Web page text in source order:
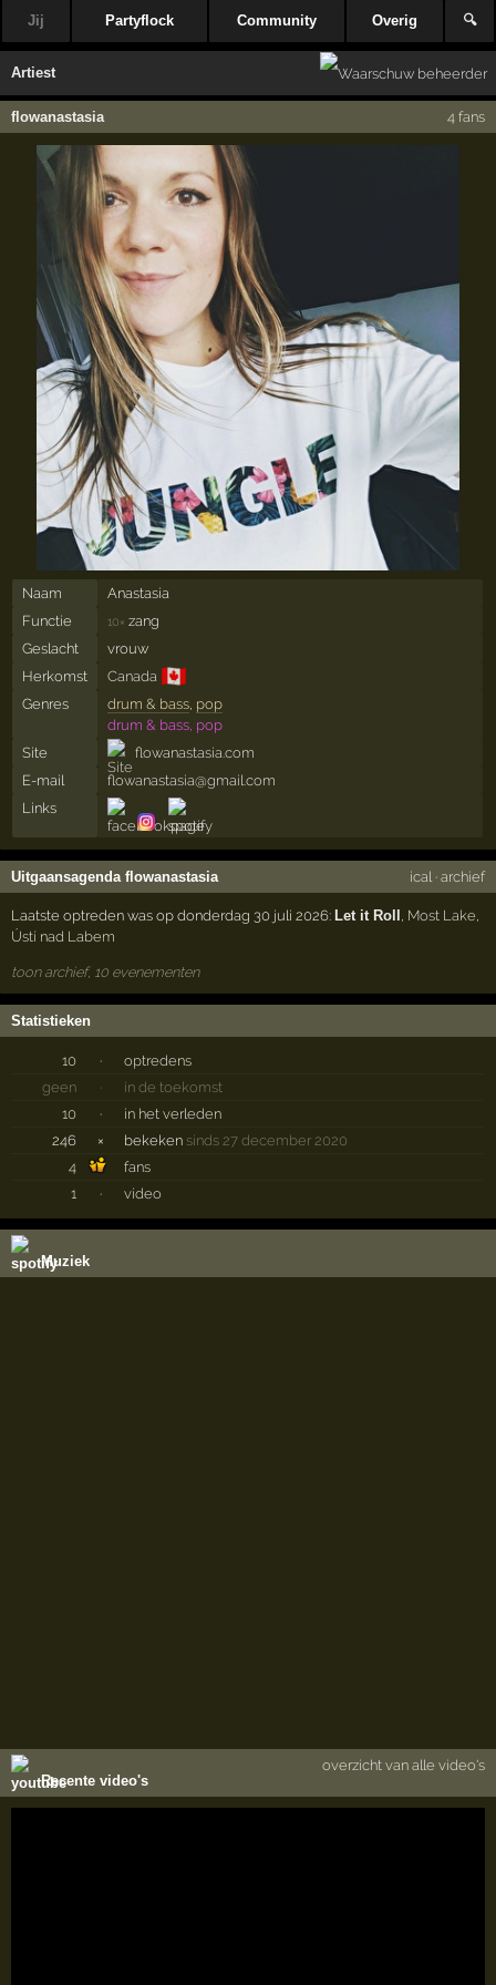
Jij Partyflock Community Overig 🔍
Artiest
flowanastasia 4 fans
Naam
Anastasia
Functie
10× zang
Geslacht
vrouw
Herkomst
Canada 🇨🇦
Genres drum & bass, pop
drum & bass, pop
Site
flowanastasia.com
E-mail
flowanastasia@gmail.com
Links
Uitgaansagenda flowanastasia ical· archief
Laatste optreden was op donderdag 30 juli 2026:Let it Roll Most Lake
Ústí nad Labem
toon archief, 10 evenementen
Statistieken
10 ·
optredens
geen
·
in de toekomst
10
·
in het verleden
246
× bekeken sinds 27 december 2020
4
fans
1
· video
Muziek
Recente video's
overzicht van alle video's